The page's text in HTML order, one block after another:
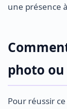
une présence
photo
Pour réussir